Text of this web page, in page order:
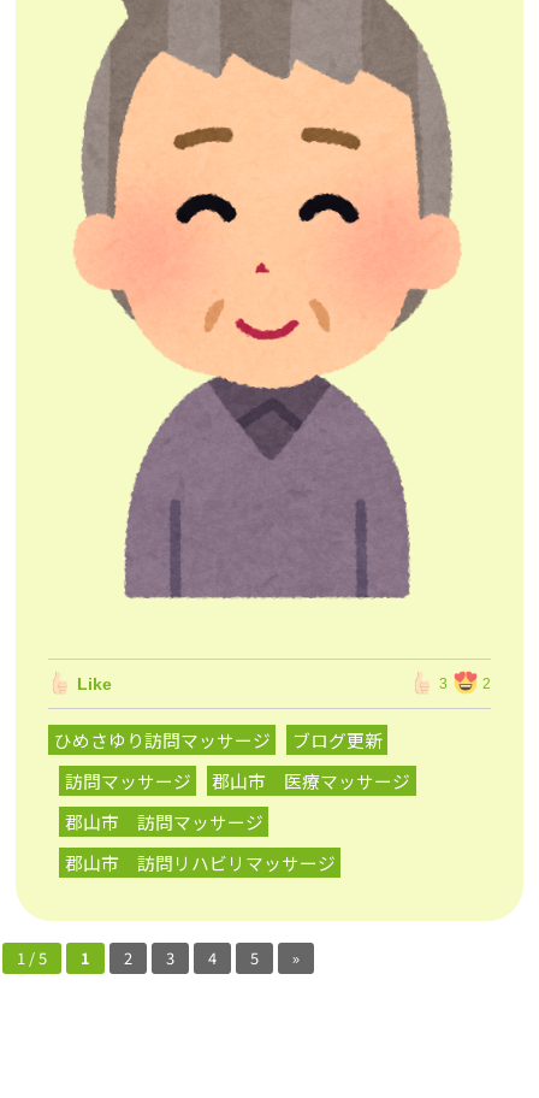
Like 3 2
ひめさゆり訪問マッサージ
ブログ更新
訪問マッサージ
郡山市 医療マッサージ
郡山市 訪問マッサージ
郡山市 訪問リハビリマッサージ
1 / 5 1 2 3 4 5 »